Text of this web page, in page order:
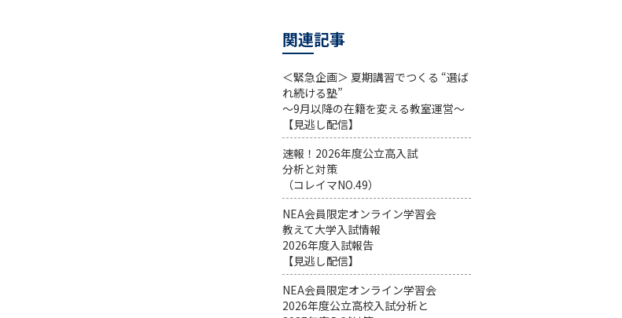
関連記事
＜緊急企画＞ 夏期講習でつくる “選ば
れ続ける塾”
～9月以降の在籍を変える教室運営～
【見逃し配信】
速報！2026年度公立高入試
分析と対策
（コレイマNO.49）
NEA会員限定オンライン学習会
教えて大学入試情報
2026年度入試報告
【見逃し配信】
NEA会員限定オンライン学習会
2026年度公立高校入試分析と